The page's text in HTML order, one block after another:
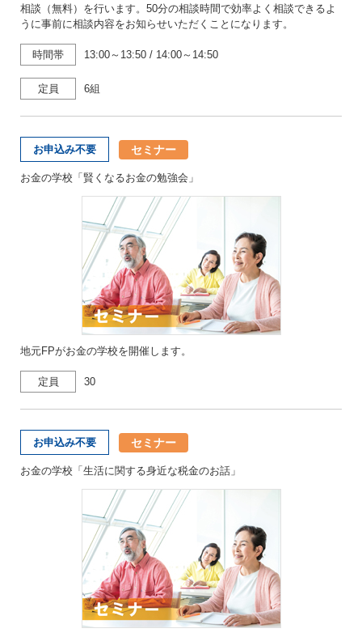
相談（無料）を行います。50分の相談時間で効率よく相談できるよ
うに事前に相談内容をお知らせいただくことになります。
時間帯 13:00～13:50 / 14:00～14:50
定員 6組
お申込み不要 セミナー
お金の学校「賢くなるお金の勉強会」
地元FPがお金の学校を開催します。
定員 30
お申込み不要 セミナー
お金の学校「生活に関する身近な税金のお話」